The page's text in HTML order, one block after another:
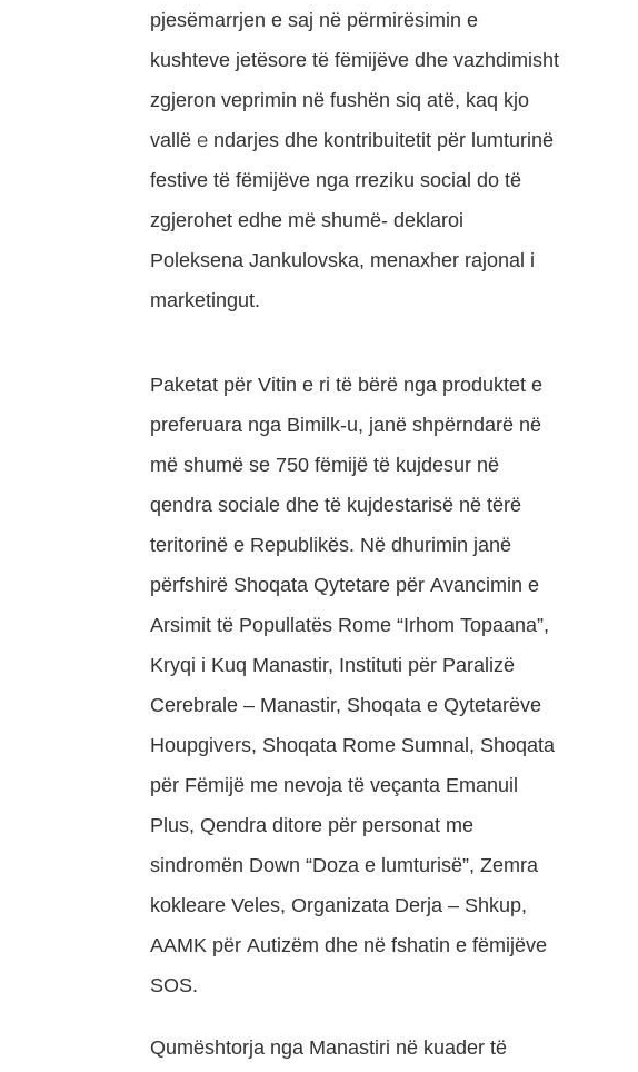
pjesëmarrjen e saj në përmirësimin e
kushteve jetësore të fëmijëve dhe vazhdimisht
zgjeron veprimin në fushën siq atë, kaq kjo
vallë е ndarjes dhe kontribuitetit për lumturinë
festive të fëmijëve nga rreziku social do të
zgjerohet edhe më shumë- deklaroi
Poleksena Jankulovska, menaxher rajonal i
marketingut.
Paketat për Vitin e ri të bërë nga produktet e
preferuara nga Bimilk-u, janë shpërndarë në
më shumë se 750 fëmijë të kujdesur në
qendra sociale dhe të kujdestarisë në tërë
teritorinë e Republikës. Në dhurimin janë
përfshirë Shoqata Qytetare për Avancimin e
Arsimit të Popullatës Rome “Irhom Topaana”,
Kryqi i Kuq Manastir, Instituti për Paralizë
Cerebrale – Manastir, Shoqata e Qytetarëve
Houpgivers, Shoqata Rome Sumnal, Shoqata
për Fëmijë me nevoja të veçanta Emanuil
Plus, Qendra ditore për personat me
sindromën Down “Doza e lumturisë”, Zemra
kokleare Veles, Organizata Derja – Shkup,
AAMK për Autizëm dhe në fshatin e fëmijëve
SOS.
Qumështorja nga Manastiri në kuader të